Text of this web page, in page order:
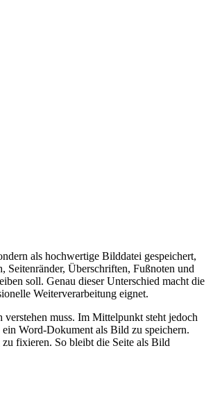
als hochwertige Bilddatei gespeichert,
Überschriften, Fußnoten und
soll. Genau dieser Unterschied macht die
Weiterverarbeitung eignet.
muss. Im Mittelpunkt steht jedoch
Word-Dokument als Bild zu speichern.
fixieren. So bleibt die Seite als Bild